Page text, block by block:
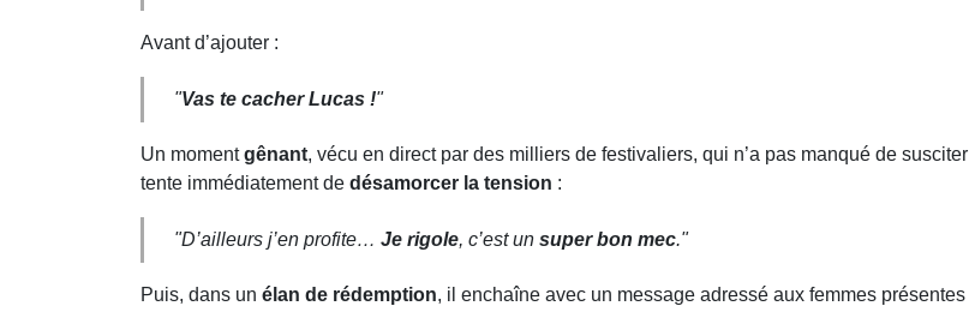
Avant d’ajouter :
"Vas te cacher Lucas !"
Un momentgênant, vécu en direct par des milliers de festivaliers, qui n’a pas manqué de
tente immédiatement de désamorcer la tension :
"D’ailleurs j’en profite… Je rigole, c’est un super bon mec."
Puis, dans un élan de rédemption, il enchaîne avec un message adressé aux femmes